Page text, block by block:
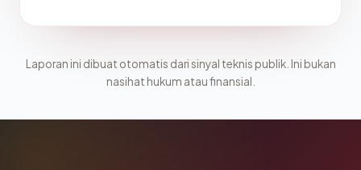
Laporan ini dibuat otomatis dari sinyal teknis publik. Ini bukan
nasihat hukum atau finansial.